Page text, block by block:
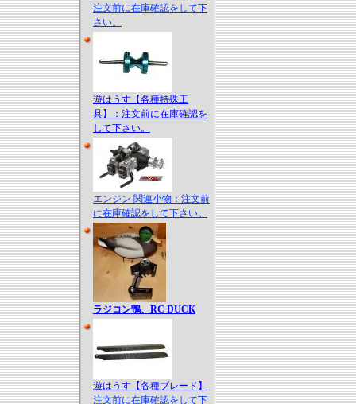
注文前に在庫確認をして下
さい。
遊はうす【各種特殊工
具】：注文前に在庫確認を
して下さい。
エンジン 関連小物：注文前
に在庫確認をして下さい。
ラジコン鴨、RC DUCK
遊はうす【各種ブレード】
注文前に在庫確認をして下